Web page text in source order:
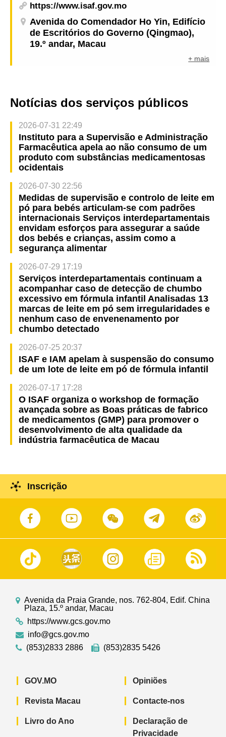
https://www.isaf.gov.mo
Avenida do Comendador Ho Yin, Edifício
de Escritórios do Governo (Qingmao),
19.º andar, Macau
+ mais
Notícias dos serviços públicos
2026-07-31 22:49
Instituto para a Supervisão e Administração
Farmacêutica apela ao não consumo de um
produto com substâncias medicamentosas
ocidentais
2026-07-30 22:56
Medidas de supervisão e controlo de leite em
pó para bebés articulam-se com padrões
internacionais Serviços interdepartamentais
envidam esforços para assegurar a saúde
dos bebés e crianças, assim como a
segurança alimentar
2026-07-29 17:19
Serviços interdepartamentais continuam a
acompanhar caso de detecção de chumbo
excessivo em fórmula infantil Analisadas 13
marcas de leite em pó sem irregularidades e
nenhum caso de envenenamento por
chumbo detectado
2026-07-25 20:37
ISAF e IAM apelam à suspensão do consumo
de um lote de leite em pó de fórmula infantil
2026-07-17 17:28
O ISAF organiza o workshop de formação
avançada sobre as Boas práticas de fabrico
de medicamentos (GMP) para promover o
desenvolvimento de alta qualidade da
indústria farmacêutica de Macau
Inscrição
Avenida da Praia Grande, nos. 762-804, Edif. China
Plaza, 15.º andar, Macau
https://www.gcs.gov.mo
info@gcs.gov.mo
(853)2833 2886
(853)2835 5426
GOV.MO
Revista Macau
Livro do Ano
Opiniões
Contacte-nos
Declaração de
Privacidade